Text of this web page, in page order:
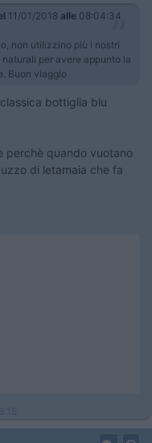
11/01/2018 alle 08:04:34
non utilizzino più i nostri
per avere appunto la
Buon viaggio
bottiglia blu
perchè quando vuotano
di letamaia che fa